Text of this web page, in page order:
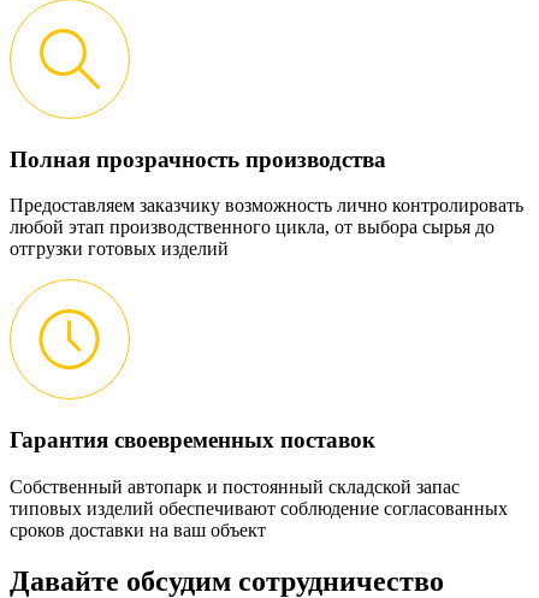
Полная прозрачность производства
Предоставляем заказчику возможность лично контролировать
любой этап производственного цикла, от выбора сырья до
отгрузки готовых изделий
Гарантия своевременных поставок
Собственный автопарк и постоянный складской запас
типовых изделий обеспечивают соблюдение согласованных
сроков доставки на ваш объект
Давайте обсудим сотрудничество